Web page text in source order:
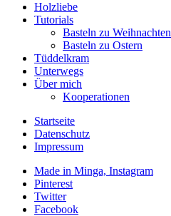
Holzliebe
Tutorials
Basteln zu Weihnachten
Basteln zu Ostern
Tüddelkram
Unterwegs
Über mich
Kooperationen
Startseite
Datenschutz
Impressum
Made in Minga, Instagram
Pinterest
Twitter
Facebook